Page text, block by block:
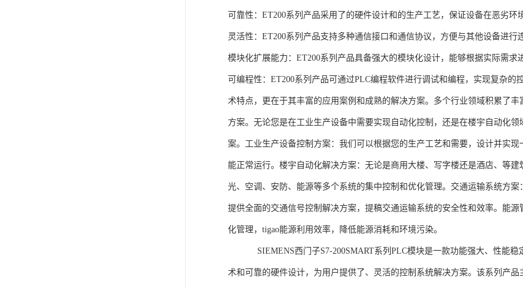
可靠性：ET200系列产品采用了的硬件设计和的生产工艺，保证设备在恶劣环
灵活性：ET200系列产品支持多种通信接口和通信协议，方便与其他设备进行
模块化扩展能力：ET200系列产品具备强大的模块化设计，能够根据实际需求
可编程性：ET200系列产品可通过PLC编程软件进行调试和编程，实现复杂
术特点，更在于其丰富的应用案例和成熟的解决方案。多个行业领域积累了
方案。无论您是在工业生产设备中需要实现自动化控制，还是在楼宇自动化
案。工业生产设备控制方案：我们可以根据您的生产工艺和需要，设计并实
能正常运行。楼宇自动化解决方案：无论是商用大楼、写字楼还是酒店、等
光、空调、安防、能源等多个系统的集中控制和优化管理。交通运输系统方
提供全面的交通信号控制解决方案，提稿交通运输系统的安全性和效率。能
化管理，tigao能源利用效率，降低能源消耗和环境污染。
SIEMENS西门子S7-200SMART系列PLC模块是一款功能强大、性能稳
术和可靠的硬件设计，为用户提供了、灵活的控制系统解决方案。该系列产